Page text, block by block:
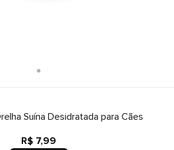
Suína Desidratada para Cães
R$ 7,99